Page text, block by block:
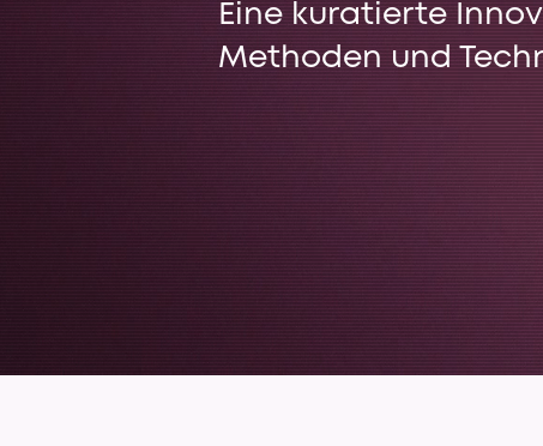
Eine kuratierte
Methoden und